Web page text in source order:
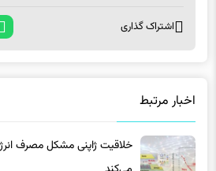
اشتراک گذاری
اخبار مرتبط
خلاقیت ژاپنی مشکل مصرف